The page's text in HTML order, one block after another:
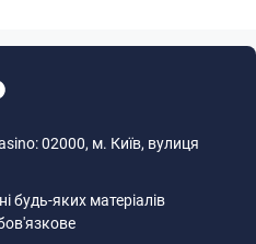
02000, м. Київ, вулиця
будь-яких матеріалів